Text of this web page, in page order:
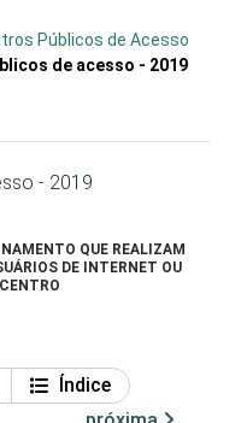
Públicos de Acesso
de acesso - 2019
- 2019
QUE REALIZAM
DE INTERNET OU
Índice